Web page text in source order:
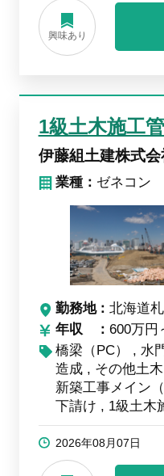
興味あり
1級土木施工
伊藤組土建株式会
業種： ゼネコン
勤務地
北海道
年収
600万円
橋梁（PC）
水
造成
その他土木
新築工事メイン（
下請け
1級土木
2026年08月07日